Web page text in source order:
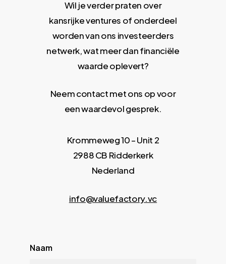
Wil je verder praten over
kansrijke ventures of onderdeel
worden van ons investeerders
netwerk, wat meer dan financiële
waarde oplevert?
Neem contact met ons op voor
een waardevol gesprek.
Krommeweg 10 – Unit 2
2988 CB Ridderkerk
Nederland
info@valuefactory.vc
Naam